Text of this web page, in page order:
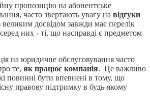
пропозицію на абонентське
часто звертають увагу на відгуки
досвідом завжди має перелік
них - ті, що насправді є предметом
на юридичне обслуговування часто
те, як працює компанія. Це важливо
повинні бути впевнені в тому, що
правову підтримку в будь-якому